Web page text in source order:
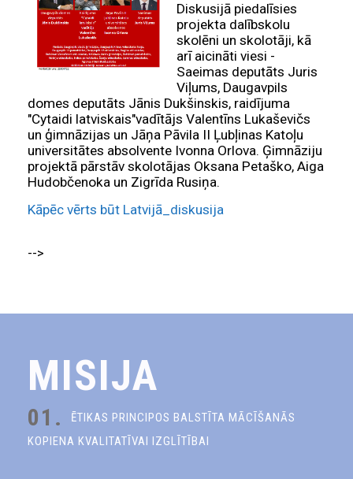
Diskusijā piedalīsies
projekta dalībskolu
skolēni un skolotāji, kā
arī aicināti viesi -
Saeimas deputāts Juris
Viļums, Daugavpils
domes deputāts Jānis Dukšinskis, raidījuma
"Cytaidi latviskais"vadītājs Valentīns Lukaševičs
un ģimnāzijas un Jāņa Pāvila II Ļubļinas Katoļu
universitātes absolvente Ivonna Orlova. Ģimnāziju
projektā pārstāv skolotājas Oksana Petaško, Aiga
Hudobčenoka un Zigrīda Rusiņa.
Kāpēc vērts būt Latvijā_diskusija
-->
MISIJA
01.
ĒTIKAS PRINCIPOS BALSTĪTA MĀCĪŠANĀS
KOPIENA KVALITATĪVAI IZGLĪTĪBAI